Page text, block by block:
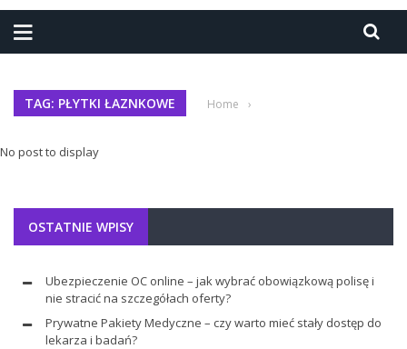
TAG: PŁYTKI ŁAZNKOWE Home ›
No post to display
OSTATNIE WPISY
Ubezpieczenie OC online – jak wybrać obowiązkową polisę i
nie stracić na szczegółach oferty?
Prywatne Pakiety Medyczne – czy warto mieć stały dostęp do
lekarza i badań?